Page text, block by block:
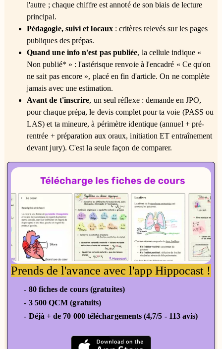
l'autre ; chaque chiffre est annoté de son biais de lecture
principal.
Pédagogie, suivi et locaux: critères relevés sur les pages
publiques des prépas.
Quand une info n'est pas publiée, la cellule indique «
Non publié* » : l'astérisque renvoie à l'encadré « Ce qu'on
ne sait pas encore », placé en fin d'article. On ne complète
jamais avec une estimation.
Avant de t'inscrire, un seul réflexe : demande en JPO,
pour chaque prépa, le devis complet pour ta voie (PASS ou
LAS) et ta mineure, à périmètre identique (annuel + pré-
rentrée + préparation aux oraux, initiation ET entraînement
devant jury). C'est la seule façon de comparer.
Prends de l'avance avec l'app Hippocast !
- 80 fiches de cours (gratuites)
- 3 500 QCM (gratuits)
- Déjà + de 70 000 téléchargements (4,7/5 - 113 avis)